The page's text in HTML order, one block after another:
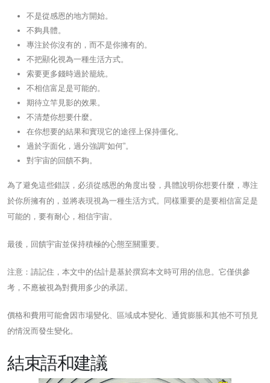
不是從感恩的地方開始。
不夠具體。
專注於你沒有的，而不是你擁有的。
不把顯化視為一種生活方式。
索要更多錢時過於籠統。
不相信富足是可能的。
期待立竿見影的效果。
不清楚你想要什麼。
在你想要的結果和實現它的途徑上保持僵化。
過於字面化，過分強調“如何”。
對宇宙的回饋不夠。
為了避免這些錯誤，必須從感恩的角度出發，具體說明你想要什麼，專注
於你所擁有的，並將表現視為一種生活方式。同樣重要的是要相信富足是
可能的，要有耐心，相信宇宙。
最後，回饋宇宙並保持積極的心態至關重要。
注意：請記住，本文中的估計是基於撰寫本文時可用的信息。它僅供參
考，不應被視為對費用多少的承諾。
價格和費用可能會因市場變化、區域成本變化、通貨膨脹和其他不可預見
的情況而發生變化。
結束語和建議